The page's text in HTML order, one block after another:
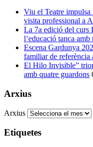
Viu el Teatre impulsa
visita professional a
La 7a edició del curs
l’educació tanca amb
Escena Gardunya
familiar de referència
El Hilo Invisible”
amb quatre guardons
Arxius
Arxius
Etiquetes